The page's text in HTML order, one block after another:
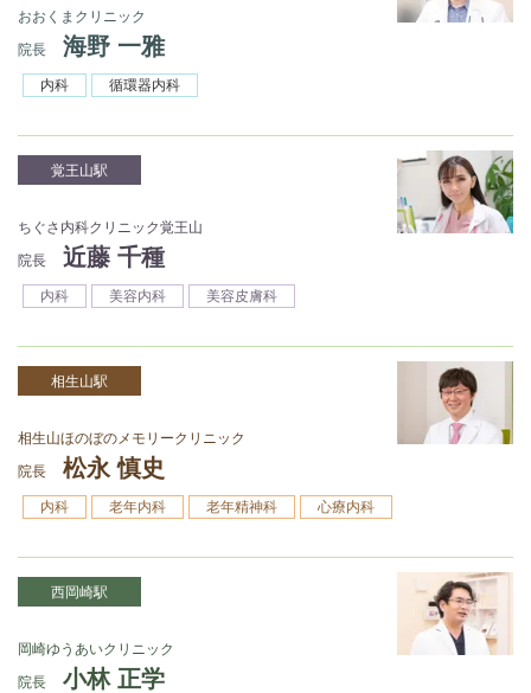
おおくまクリニック
院長
海野 一雅
内科 循環器内科
覚王山駅
ちぐさ内科クリニック覚王山
院長
近藤 千種
内科 美容内科 美容皮膚科
相生山駅
相生山ほのぼのメモリークリニック
院長
松永 慎史
内科 老年内科 老年精神科 心療内科
西岡崎駅
岡崎ゆうあいクリニック
院長
小林 正学